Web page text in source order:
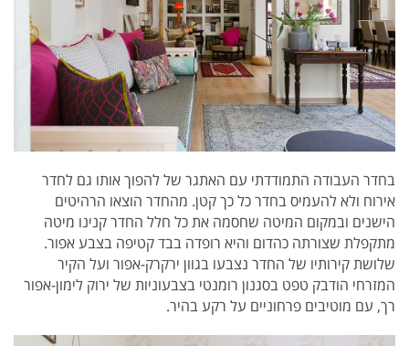
בחדר העבודה התמודדתי עם האתגר של להפוך אותו גם לחדר
אירוח ולא להעמיס בחדר כל כך קטן. מהחדר הוצאו הרהיטים
הישנים ובמקום המיטה שחסמה את כל חלל החדר קנינו מיטה
מתקפלת שצורתה כהדום והיא רופדה בבד קטיפה בצבע אפור.
שלושת קירותיו של החדר נצבעו בגוון ירקרק-אפור ועל הקיר
המזרחי הודבק טפט בסגנון רומנטי בצבעוניות של ירוק לימון-אפור
רך, עם מוטיבים פרחוניים על רקע בהיר.